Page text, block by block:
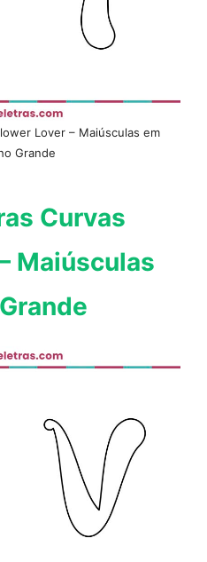
Lover – Maiúsculas em
Grande
Curvas
Maiúsculas